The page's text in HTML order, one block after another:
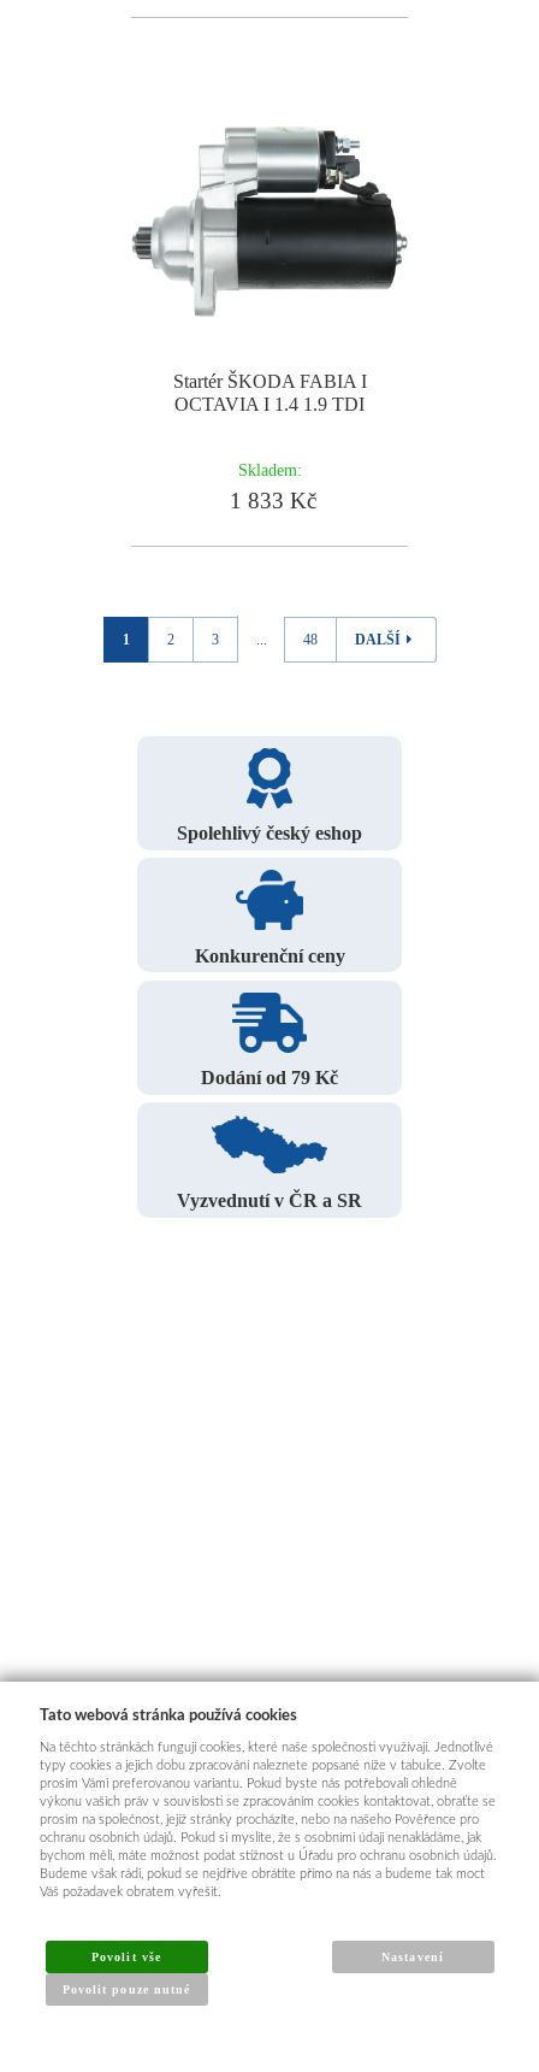
Startér ŠKODA FABIA I
OCTAVIA I 1.4 1.9 TDI
Skladem:
1 833 Kč
1 2 3 ... 48 DALŠÍ
Spolehlivý český eshop
Konkurenční ceny
Dodání od 79 Kč
Vyzvednutí v ČR a SR
INFORMACE PRO KUPUJÍCÍ
Obchodní podmínky
Tato webová stránka používá cookies
Na těchto stránkách fungují cookies, které naše společnosti využívají. Jednotlivé
typy cookies a jejich dobu zpracování naleznete popsané níže v tabulce. Zvolte
prosím Vámi preferovanou variantu. Pokud byste nás potřebovali ohledně
výkonu vašich práv v souvislosti se zpracováním cookies kontaktovat, obraťte se
prosím na společnost, jejíž stránky procházíte, nebo na našeho Pověřence pro
ochranu osobních údajů. Pokud si myslíte, že s osobními údaji nenakládáme, jak
bychom měli, máte možnost podat stížnost u Úřadu pro ochranu osobních údajů.
Budeme však rádi, pokud se nejdříve obrátíte přímo na nás a budeme tak moct
Váš požadavek obratem vyřešit.
Povolit vše
Povolit pouze nutné
Nastavení